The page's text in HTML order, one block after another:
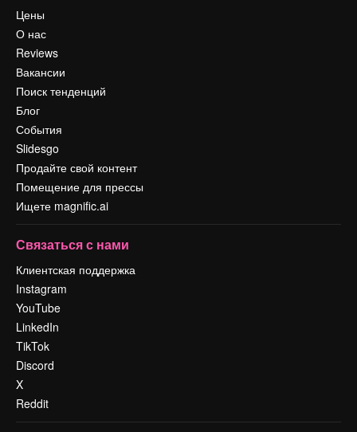
Цены
О нас
Reviews
Вакансии
Поиск тенденций
Блог
События
Slidesgo
Продайте свой контент
Помещение для прессы
Ищете magnific.ai
Связаться с нами
Клиентская поддержка
Instagram
YouTube
LinkedIn
TikTok
Discord
X
Reddit